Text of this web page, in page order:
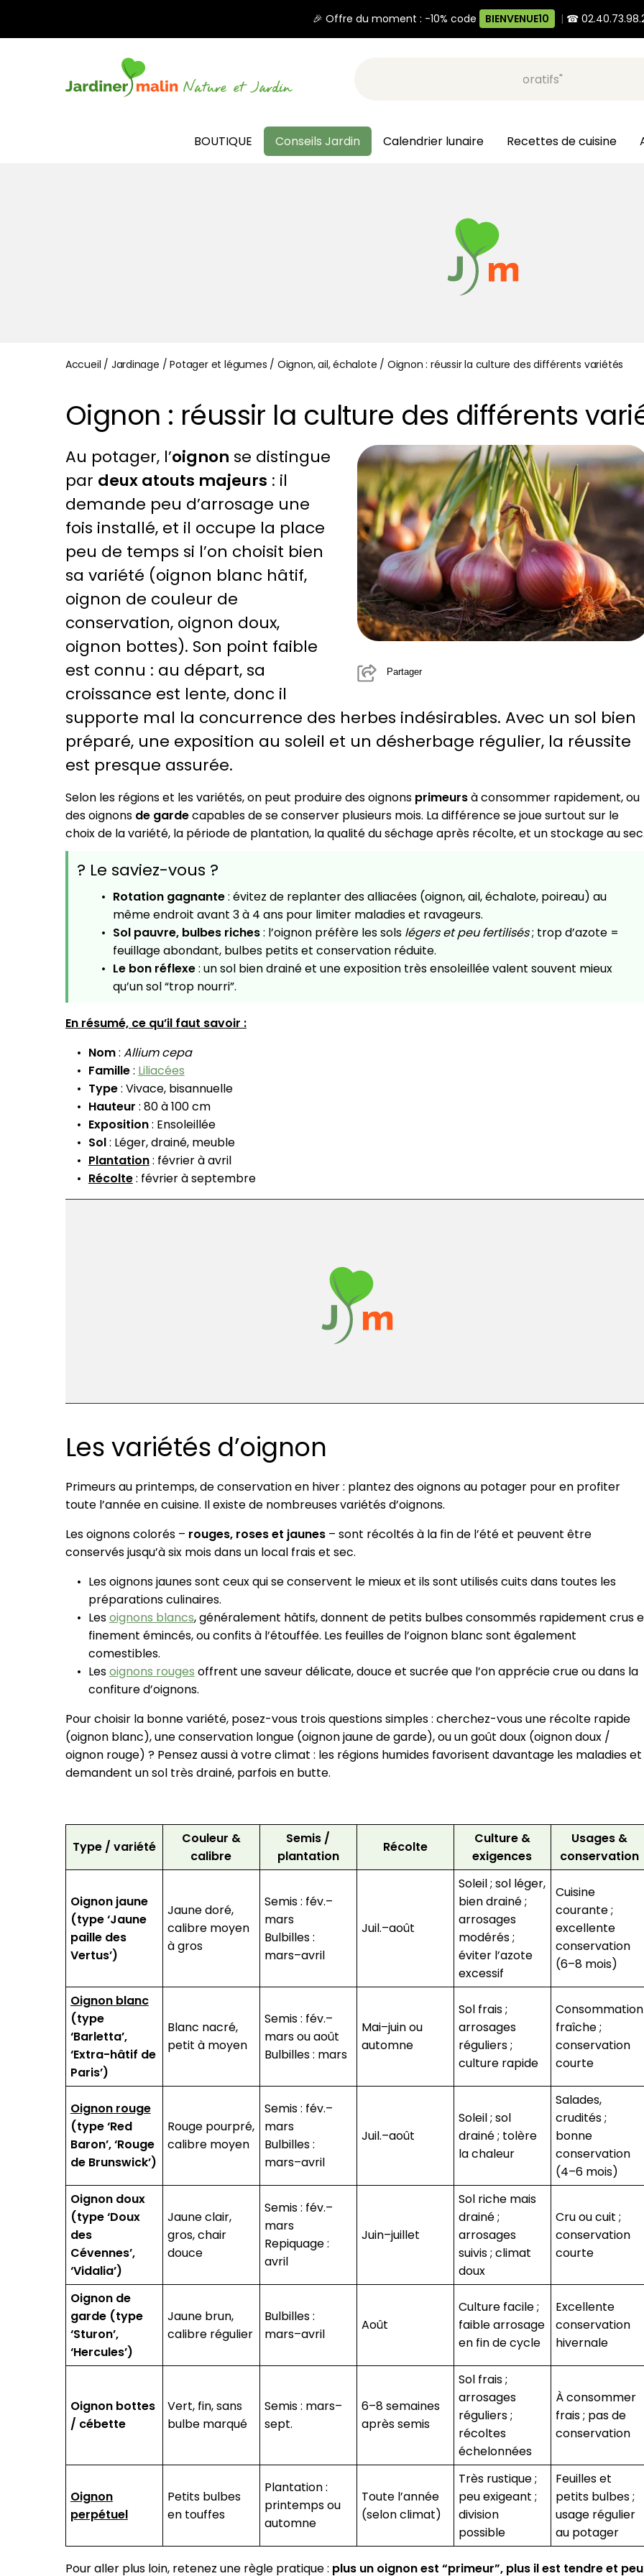
🎉 Offre du moment : -10% code BIENVENUE10 | ☎
Recherche, ex: "pots décoratifs"
BOUTIQUE Conseils Jardin Calendrier lunaire Recettes de cuisine
Accueil / Jardinage /Potager et légumes / Oignon, ail, échalote / Oignon : réussir la culture des différents variétés
Oignon : réussir la culture des différents
Partager
Au potager, l’oignon se distingue
par deux atouts majeurs : il
demande peu d’arrosage une
fois installé, et il occupe la place
peu de temps si l’on choisit bien
sa variété (oignon blanc hâtif,
oignon de couleur de
conservation, oignon doux,
oignon bottes). Son point faible
est connu : au départ, sa
croissance est lente, donc il
supporte mal la concurrence des herbes indésirables. Avec un sol bien
préparé, une exposition au soleil et un désherbage régulier, la réussite
est presque assurée.
Selon les régions et les variétés, on peut produire des oignons primeursà consommer rapidement, ou
des oignons de gardecapables de se conserver plusieurs mois. La différence se joue surtout sur le
choix de la variété, la période de plantation, la qualité du séchage après récolte, et un stockage au
? Le saviez-vous ?
Rotation gagnante: évitez de replanter des alliacées (oignon, ail, échalote, poireau) au
même endroit avant 3 à 4 ans pour limiter maladies et ravageurs.
Sol pauvre, bulbes riches: l’oignon préfère les sols légers et peu fertilisés; trop d’azote =
feuillage abondant, bulbes petits et conservation réduite.
Le bon réflexe: un sol bien drainé et une exposition très ensoleillée valent souvent mieux
qu’un sol “trop nourri”.
En résumé, ce qu’il faut savoir :
Nom: Allium cepa
Famille: Liliacées
Type: Vivace, bisannuelle
Hauteur : 80 à 100 cm
Exposition: Ensoleillée
Sol: Léger, drainé, meuble
Plantation: février à avril
Récolte: février à septembre
Les variétés d’oignon
Primeurs au printemps, de conservation en hiver : plantez des oignons au potager pour en profiter
toute l’année en cuisine. Il existe de nombreuses variétés d’oignons.
Les oignons colorés – rouges, roses et jaunes– sont récoltés à la fin de l’été et peuvent être
conservés jusqu’à six mois dans un local frais et sec.
Les oignons jaunes sont ceux qui se conservent le mieux et ils sont utilisés cuits dans toutes les
préparations culinaires.
Lesoignons blancs, généralement hâtifs, donnent de petits bulbes consommés rapidement crus
finement émincés, ou confits à l’étouffée. Les feuilles de l’oignon blanc sont également
comestibles.
Lesoignons rouges offrent une saveur délicate, douce et sucrée que l’on apprécie crue ou dans la
confiture d’oignons.
Pour choisir la bonne variété, posez-vous trois questions simples : cherchez-vous une récolte rapide
(oignon blanc), une conservation longue (oignon jaune de garde), ou un goût doux (oignon doux /
oignon rouge) ? Pensez aussi à votre climat : les régions humides favorisent davantage les maladies et
demandent un sol très drainé, parfois en butte.
Type / variété
Couleur &
calibre
Semis /
plantation
Récolte
Culture &
exigences
Usages &
conservation
Oignon jaune
(type ‘Jaune
paille des
Vertus’)
Jaune doré,
calibre moyen
à gros
Semis : fév.–
mars
Bulbilles :
mars–avril
Juil.–août
Soleil ; sol léger,
bien drainé ;
arrosages
modérés ;
éviter l’azote
excessif
Cuisine
courante ;
excellente
conservation
(6–8 mois)
Oignon blanc
(type
‘Barletta’,
‘Extra-hâtif de
Paris’)
Blanc nacré,
petit à moyen
Semis : fév.–
mars ou août
Bulbilles : mars
Mai–juin ou
automne
Sol frais ;
arrosages
réguliers ;
culture rapide
Consommation
fraîche ;
conservation
courte
Oignon rouge
(type ‘Red
Baron’, ‘Rouge
de Brunswick’)
Rouge pourpré,
calibre moyen
Semis : fév.–
mars
Bulbilles :
mars–avril
Juil.–août
Soleil ; sol
drainé ; tolère
la chaleur
Salades,
crudités ;
bonne
conservation
(4–6 mois)
Oignon doux
(type ‘Doux
des
Cévennes’,
‘Vidalia’)
Jaune clair,
gros, chair
douce
Semis : fév.–
mars
Repiquage :
avril
Juin–juillet
Sol riche mais
drainé ;
arrosages
suivis ; climat
doux
Cru ou cuit ;
conservation
courte
Oignon de
garde (type
‘Sturon’,
‘Hercules’)
Jaune brun,
calibre régulier
Bulbilles :
mars–avril
Août
Culture facile ;
faible arrosage
en fin de cycle
Excellente
conservation
hivernale
Oignon bottes
/ cébette
Vert, fin, sans
bulbe marqué
Semis : mars–
sept.
6–8 semaines
après semis
Sol frais ;
arrosages
réguliers ;
récoltes
échelonnées
À consommer
frais ; pas de
conservation
Oignon
perpétuel
Petits bulbes
en touffes
Plantation :
printemps ou
automne
Toute l’année
(selon climat)
Très rustique ;
peu exigeant ;
division
possible
Feuilles et
petits bulbes ;
usage régulier
au potager
Pour aller plus loin, retenez une règle pratique : plus un oignon est “primeur”, plus il est tendre et peu